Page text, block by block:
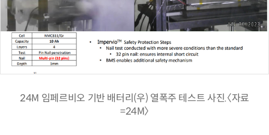
24M 임페르비오 기반 배터리(우) 열폭주 테스트 사진.〈자료
=24M〉